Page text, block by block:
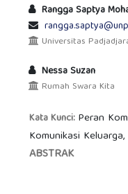
Rangga Saptya
Universitas
Nessa Suzan
Rumah Swara Kita
Kata Kunci: Peran
Komunikasi
ABSTRAK